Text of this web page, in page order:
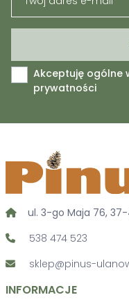
Akceptuję ogólne
prywatności
ul. 3-go Maja 76, 37-
538 474 523
sklep@pinus-
INFORMACJE